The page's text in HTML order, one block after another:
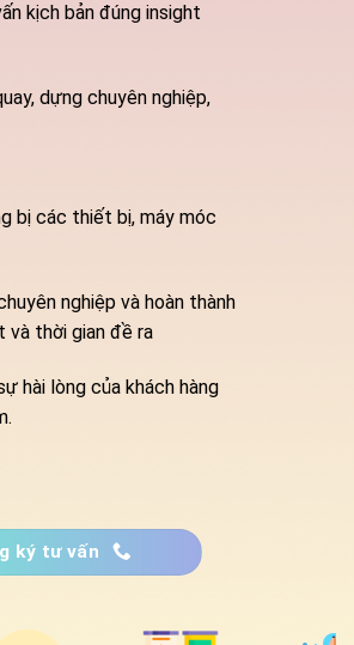
kịch bản đúng insight
dựng chuyên nghiệp,
bị các thiết bị, máy móc
nghiệp và hoàn thành
và thời gian đề ra
hài lòng của khách hàng
ký tư vấn